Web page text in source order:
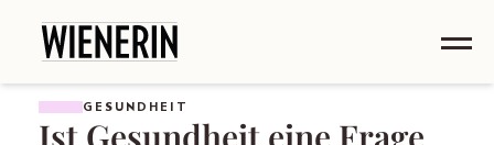
GESUNDHEIT
Ist Gesundheit eine Frage